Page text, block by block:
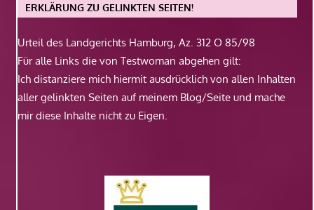
ERKLÄRUNG ZU GELINKTEN SEITEN!
Urteil des Landgerichts Hamburg, Az. 312 O 85/98
Für alle Links die von Testwoman abgehen gilt:
Ich distanziere mich hiermit ausdrücklich von allen Inhalten
aller gelinkten Seiten auf meinem Blog/Seite und mache
mir diese Inhalte nicht zu Eigen.